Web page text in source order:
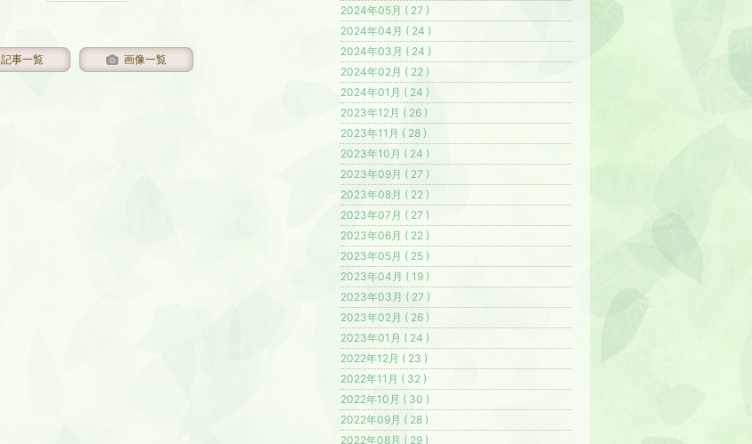
記事一覧 画像一覧
2024年05月 ( 27 )
2024年04月 ( 24 )
2024年03月 ( 24 )
2024年02月 ( 22 )
2024年01月 ( 24 )
2023年12月 ( 26 )
2023年11月 ( 28 )
2023年10月 ( 24 )
2023年09月 ( 27 )
2023年08月 ( 22 )
2023年07月 ( 27 )
2023年06月 ( 22 )
2023年05月 ( 25 )
2023年04月 ( 19 )
2023年03月 ( 27 )
2023年02月 ( 26 )
2023年01月 ( 24 )
2022年12月 ( 23 )
2022年11月 ( 32 )
2022年10月 ( 30 )
2022年09月 ( 28 )
2022年08月 ( 29 )